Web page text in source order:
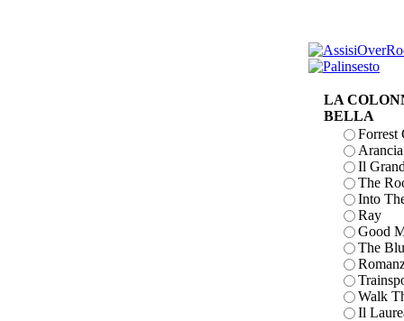
LA
BELLA
Forrest
Il
The
Into
Ray
Good
The
Walk
Il